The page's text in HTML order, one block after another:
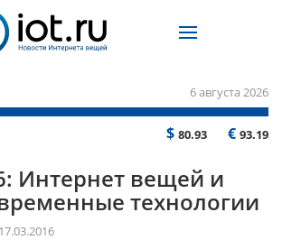
6 августа 2026
$ 80.93 € 93.19
Интернет вещей и
технологии